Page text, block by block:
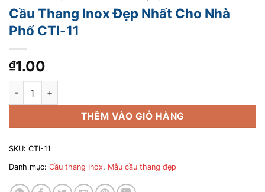
Cầu Thang Inox Đẹp Nhất Cho Nhà
Phố CTI-11
₫1.00
Cầu Thang Inox Đẹp Nhất Cho Nhà Phố CTI-11 số lượng
THÊM VÀO GIỎ HÀNG
SKU: CTI-11
Danh mục: Cầu thang Inox, Mẫu cầu thang đẹp